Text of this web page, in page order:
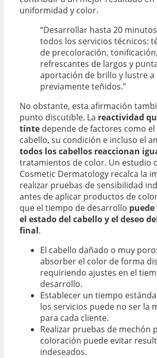
uniformidad y color.
“Desarrollar hasta 20
todos los servicios técnicos:
de precoloración, tonificación,
refrescantes de largos y
aportación de brillo y lustre a
previamente teñidos.”
No obstante, esta afirmación
punto discutible. La reactividad
tinte depende de factores como
cabello, su condición e incluso el
todos los cabellos reaccionan
tratamientos de color. Un estudio
Cosmetic Dermatology recalca la
realizar pruebas de sensibilidad
antes de aplicar productos de
que el tiempo de desarrollo
el estado del cabello y el deseo
final.
El cabello dañado o muy
absorber el color de forma
requiriendo ajustes en el
desarrollo.
Establecer un tiempo
los servicios puede no ser la
para cada cliente.
Realizar pruebas de mechón
coloración puede evitar
indeseados.